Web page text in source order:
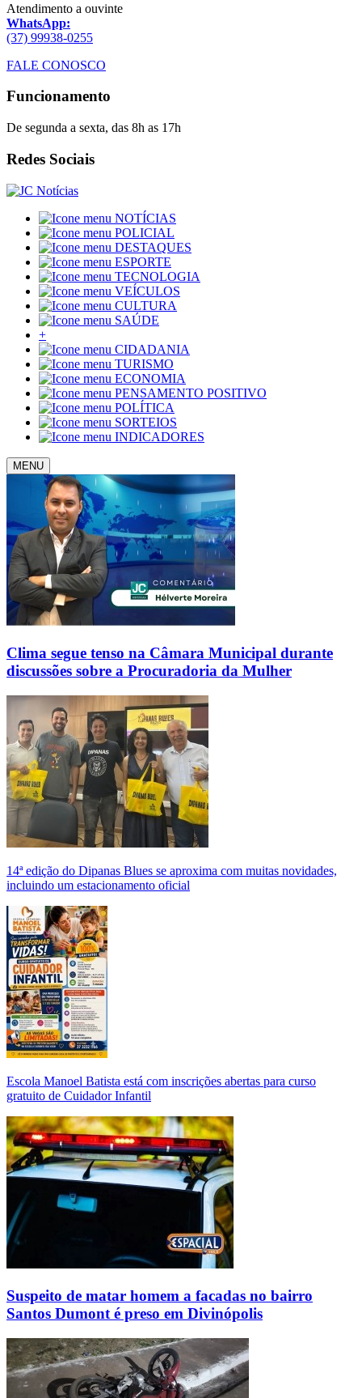
Atendimento a ouvinte
WhatsApp:
(37) 99938-0255
FALE CONOSCO
Funcionamento
De segunda a sexta, das 8h as 17h
Redes Sociais
NOTÍCIAS
POLICIAL
DESTAQUES
ESPORTE
TECNOLOGIA
VEÍCULOS
CULTURA
SAÚDE
+
CIDADANIA
TURISMO
ECONOMIA
PENSAMENTO POSITIVO
POLÍTICA
SORTEIOS
INDICADORES
MENU
Clima segue tenso na Câmara Municipal durante
discussões sobre a Procuradoria da Mulher
14ª edição do Dipanas Blues se aproxima com muitas novidades,
incluindo um estacionamento oficial
Escola Manoel Batista está com inscrições abertas para curso
gratuito de Cuidador Infantil
Suspeito de matar homem a facadas no bairro
Santos Dumont é preso em Divinópolis